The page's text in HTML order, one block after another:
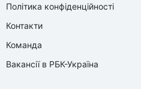
Політика конфіденційності
Контакти
Команда
Вакансії в РБК-Україна